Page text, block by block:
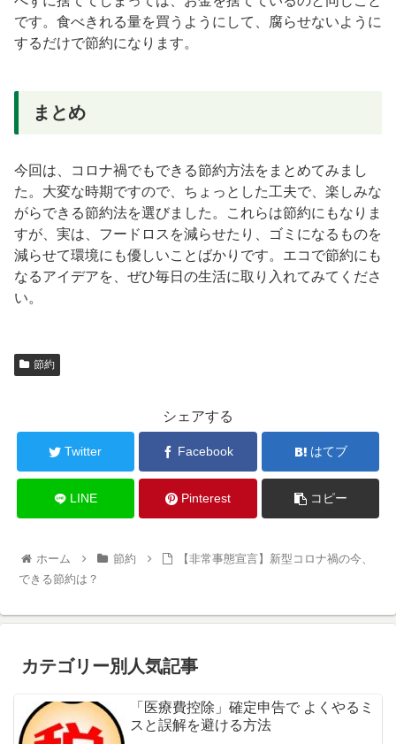
です。食べきれる量を買うようにして、腐らせないように
するだけで節約になります。
まとめ
今回は、コロナ禍でもできる節約方法をまとめてみまし
た。大変な時期ですので、ちょっとした工夫で、楽しみな
がらできる節約法を選びました。これらは節約にもなりま
すが、実は、フードロスを減らせたり、ゴミになるものを
減らせて環境にも優しいことばかりです。エコで節約にも
なるアイデアを、ぜひ毎日の生活に取り入れてみてくださ
い。
節約
シェアする
Twitter Facebook はてブ
LINE Pinterest コピー
ホーム 節約
【非常事態宣言】新型コロナ禍の今、
できる節約は？
カテゴリー別人気記事
「医療費控除」確定申告で よくやるミ
スと誤解を避ける方法